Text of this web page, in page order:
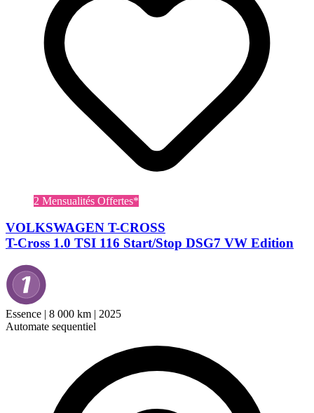
2 Mensualités Offertes*
VOLKSWAGEN T-CROSS
T-Cross 1.0 TSI 116 Start/Stop DSG7 VW Edition
Essence | 8 000 km | 2025
Automate sequentiel